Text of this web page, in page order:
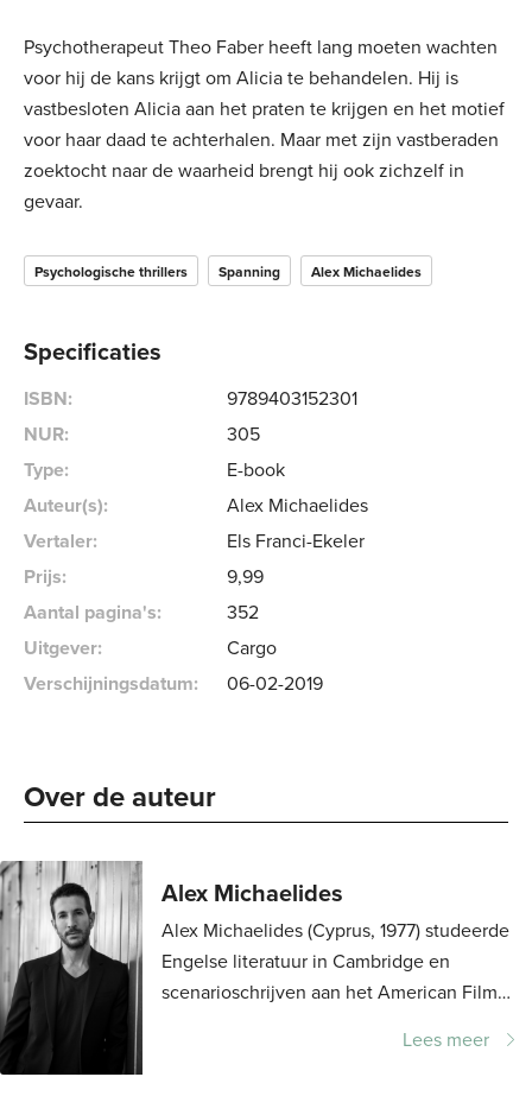
Psychotherapeut Theo Faber heeft lang moeten wachten
voor hij de kans krijgt om Alicia te behandelen. Hij is
vastbesloten Alicia aan het praten te krijgen en het motief
voor haar daad te achterhalen. Maar met zijn vastberaden
zoektocht naar de waarheid brengt hij ook zichzelf in
gevaar.
Psychologische thrillers Spanning Alex Michaelides
Specificaties
ISBN:
9789403152301
NUR:
305
Type:
E-book
Auteur(s):
Alex Michaelides
Vertaler:
Els Franci-Ekeler
Prijs:
9,99
Aantal pagina's:
352
Uitgever:
Cargo
Verschijningsdatum:
06-02-2019
Over de auteur
Alex Michaelides
Alex Michaelides (Cyprus, 1977) studeerde
Engelse literatuur in Cambridge en
scenarioschrijven aan het American Film
hij drie jaar psychotherapie en werkte hij...
Lees meer